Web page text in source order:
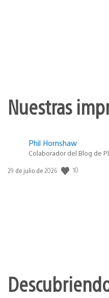
Nuestras
Phil Hornshaw
Colaborador del Blog de
Fecha
29 de julio de 2026 10